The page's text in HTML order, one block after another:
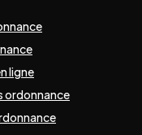
ligne
ordonnance